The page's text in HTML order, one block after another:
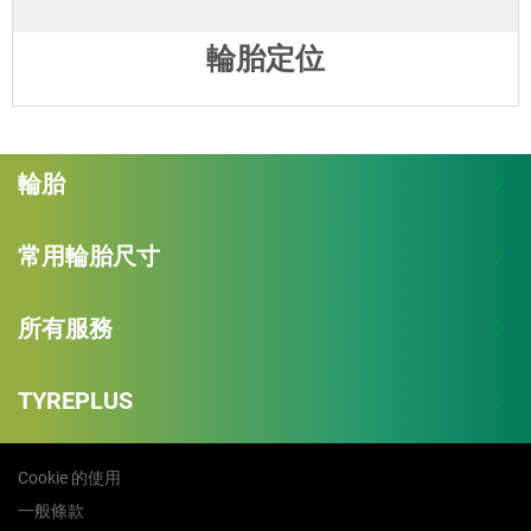
輪胎定位
輪胎
常用輪胎尺寸
所有服務
TYREPLUS
Cookie 的使用
一般條款